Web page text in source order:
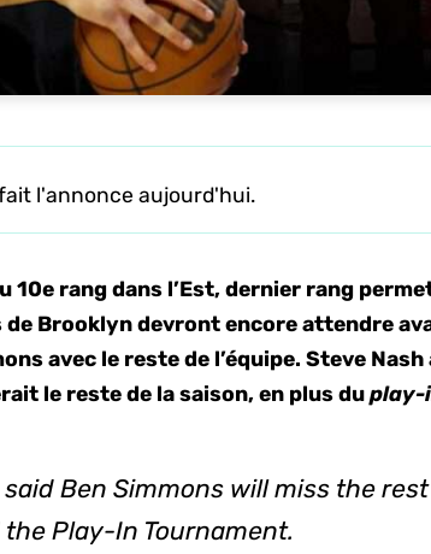
l'annonce aujourd'hui.
10e rang dans l’Est, dernier rang
de Brooklyn devront encore attendre
avec le reste de l’équipe. Steve Nash
le reste de la saison, en plus duplay-
Ben Simmons will miss the
Play-In Tournament.